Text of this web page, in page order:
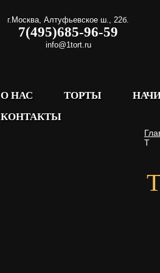
г.Москва, Алтуфьевское ш., 22б.
7(495)685-96-59
info@1tort.ru
О НАС ТОРТЫ
КОНТАКТЫ
Т